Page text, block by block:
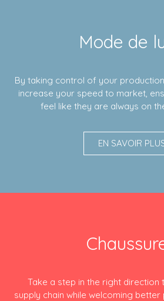
Mode de
By taking control of your
increase your speed to market,
feel like they are always on
EN SAVOIR
Take a step in the right direction
supply chain while welcoming